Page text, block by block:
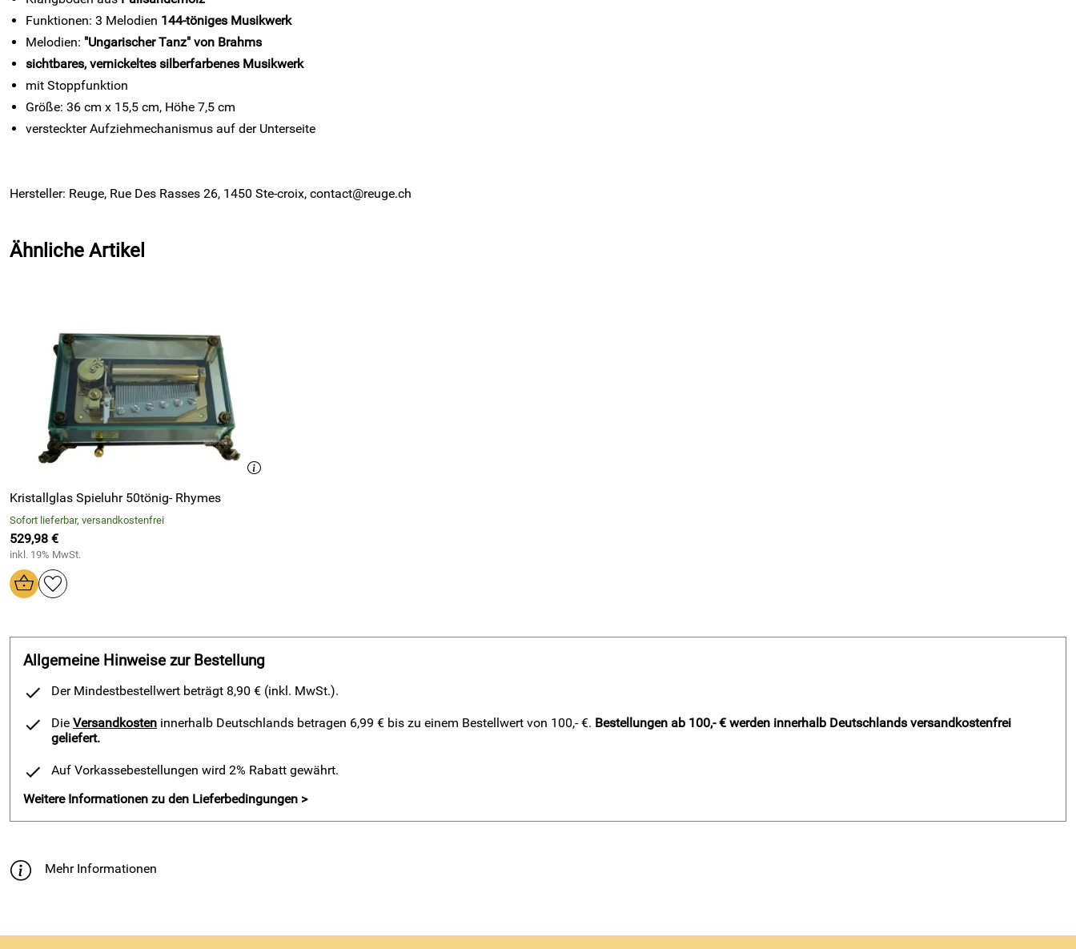
Funktionen: 3 Melodien 144-töniges Musikwerk
Melodien: "Ungarischer Tanz" von Brahms
sichtbares, vernickeltes silberfarbenes Musikwerk
mit Stoppfunktion
Größe: 36 cm x 15,5 cm, Höhe 7,5 cm
versteckter Aufziehmechanismus auf der Unterseite
Hersteller: Reuge, Rue Des Rasses 26, 1450 Ste-croix, contact@reuge.ch
Ähnliche Artikel
Kristallglas Spieluhr 50tönig- Rhymes
Sofort lieferbar, versandkostenfrei
529,98 €
inkl. 19% MwSt.
Allgemeine Hinweise zur Bestellung
Der Mindestbestellwert beträgt 8,90 € (inkl. MwSt.).
Die Versandkosten innerhalb Deutschlands betragen 6,99 € bis zu einem Bestellwert von 100,- €. Bestellungen ab 100,- € werden innerhalb Deutschlands versandkostenfrei
geliefert.
Auf Vorkassebestellungen wird 2% Rabatt gewährt.
Weitere Informationen zu den Lieferbedingungen >
Mehr Informationen